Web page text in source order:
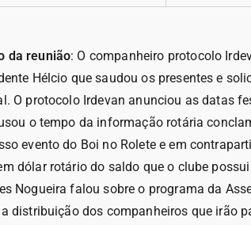
da reunião: O companheiro protocolo
Hélcio que saudou os presentes e
O protocolo Irdevan anunciou as datas
o tempo da informação rotária
evento do Boi no Rolete e em
dólar rotário do saldo que o clube
Nogueira falou sobre o programa da
distribuição dos companheiros que irão